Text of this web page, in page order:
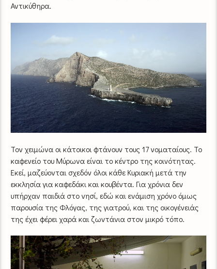
Αντικύθηρα.
Τον χειμώνα οι κάτοικοι φτάνουν τους 17 νοματαίους. Το
καφενείο του Μύρωνα είναι το κέντρο της κοινότητας.
Εκεί, μαζεύονται σχεδόν όλοι κάθε Κυριακή μετά την
εκκλησία για καφεδάκι και κουβέντα. Για χρόνια δεν
υπήρχαν παιδιά στο νησί, εδώ και ενάμιση χρόνο όμως
παρουσία της Φλόγας, της γιατρού, και της οικογένειάς
της έχει φέρει χαρά και ζωντάνια στον μικρό τόπο.